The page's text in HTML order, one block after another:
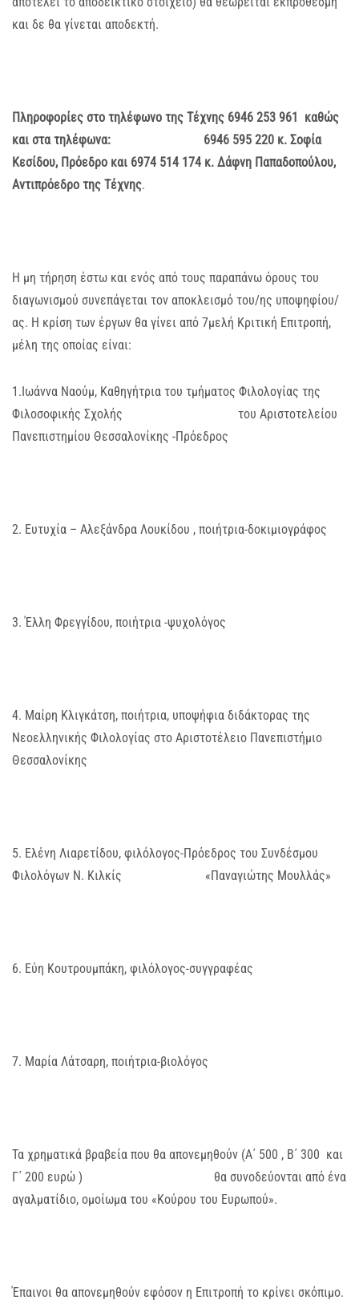
και δε θα γίνεται αποδεκτή.
Πληροφορίες στο τηλέφωνο της Τέχνης 6946 253 961 καθώς
και στα τηλέφωνα: 6946 595 220 κ. Σοφία
Κεσίδου, Πρόεδρο και 6974 514 174 κ. Δάφνη Παπαδοπούλου,
Αντιπρόεδρο της Τέχνης.
Η μη τήρηση έστω και ενός από τους παραπάνω όρους του
διαγωνισμού συνεπάγεται τον αποκλεισμό του/ης υποψηφίου/
ας. Η κρίση των έργων θα γίνει από 7μελή Κριτική Επιτροπή,
μέλη της οποίας είναι:
1.Ιωάννα Ναούμ, Καθηγήτρια του τμήματος Φιλολογίας της
Φιλοσοφικής Σχολής του Αριστοτελείου
Πανεπιστημίου Θεσσαλονίκης -Πρόεδρος
2. Ευτυχία – Αλεξάνδρα Λουκίδου , ποιήτρια-δοκιμιογράφος
3. Έλλη Φρεγγίδου, ποιήτρια -ψυχολόγος
4. Μαίρη Κλιγκάτση, ποιήτρια, υποψήφια διδάκτορας της
Νεοελληνικής Φιλολογίας στο Αριστοτέλειο Πανεπιστήμιο
Θεσσαλονίκης
5. Ελένη Λιαρετίδου, φιλόλογος-Πρόεδρος του Συνδέσμου
Φιλολόγων Ν. Κιλκίς «Παναγιώτης Μουλλάς»
6. Εύη Κουτρουμπάκη, φιλόλογος-συγγραφέας
7. Μαρία Λάτσαρη, ποιήτρια-βιολόγος
Τα χρηματικά βραβεία που θα απονεμηθούν (Α΄ 500 , Β΄ 300 και
Γ΄ 200 ευρώ ) θα συνοδεύονται από ένα
αγαλματίδιο, ομοίωμα του «Κούρου του Ευρωπού».
Έπαινοι θα απονεμηθούν εφόσον η Επιτροπή το κρίνει σκόπιμο.